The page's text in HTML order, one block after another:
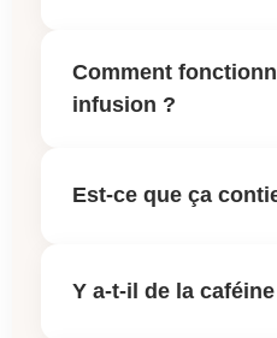
Comment
infusion ?
Est-ce que ça
Y a-t-il de la